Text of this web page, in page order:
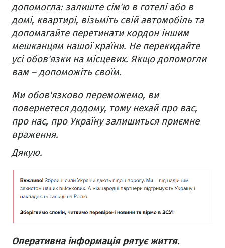
допомогла: залиште сім'ю в готелі або в
домі, квартирі, візьміть свій автомобіль та
допомагайте перетинати кордон іншим
мешканцям нашої країни. Не перекидайте
усі обов'язки на місцевих. Якщо допомогли
вам – допоможіть своїм.
Ми обов'язково переможемо, ви
повернетеся додому, тому нехай про вас,
про нас, про Україну залишиться приємне
враження.
Дякую.
Оперативна інформація рятує життя.